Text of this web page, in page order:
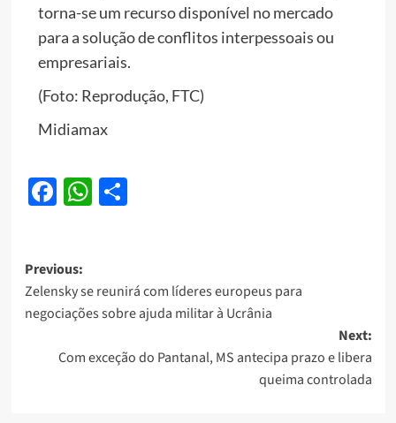
torna-se um recurso disponível no mercado
para a solução de conflitos interpessoais ou
empresariais.
(Foto: Reprodução, FTC)
Midiamax
Facebook
WhatsApp
Share
Post
navigation
Previous:
Zelensky se reunirá com líderes europeus para
negociações sobre ajuda militar à Ucrânia
Next:
Com exceção do Pantanal, MS antecipa prazo e libera
queima controlada